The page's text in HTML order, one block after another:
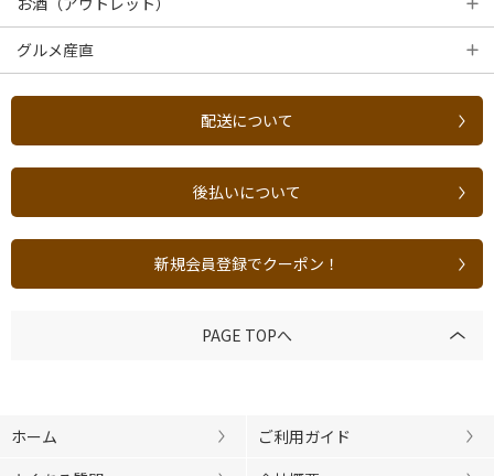
グルメ産直
配送について
後払いについて
新規会員登録でクーポン！
PAGE TOPへ
ホーム
ご利用ガイド